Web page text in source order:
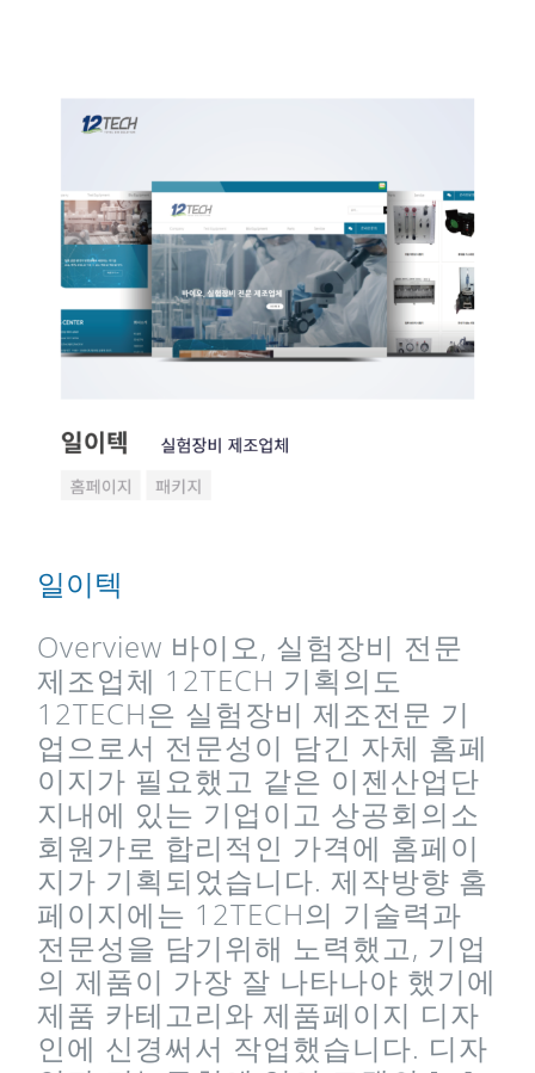
일이텍
Overview 바이오, 실험장비 전문
제조업체 12TECH 기획의도
12TECH은 실험장비 제조전문 기
업으로서 전문성이 담긴 자체 홈페
이지가 필요했고 같은 이젠산업단
지내에 있는 기업이고 상공회의소
회원가로 합리적인 가격에 홈페이
지가 기획되었습니다. 제작방향 홈
페이지에는 12TECH의 기술력과
전문성을 담기위해 노력했고, 기업
의 제품이 가장 잘 나타나야 했기에
제품 카테고리와 제품페이지 디자
인에 신경써서 작업했습니다. 디자